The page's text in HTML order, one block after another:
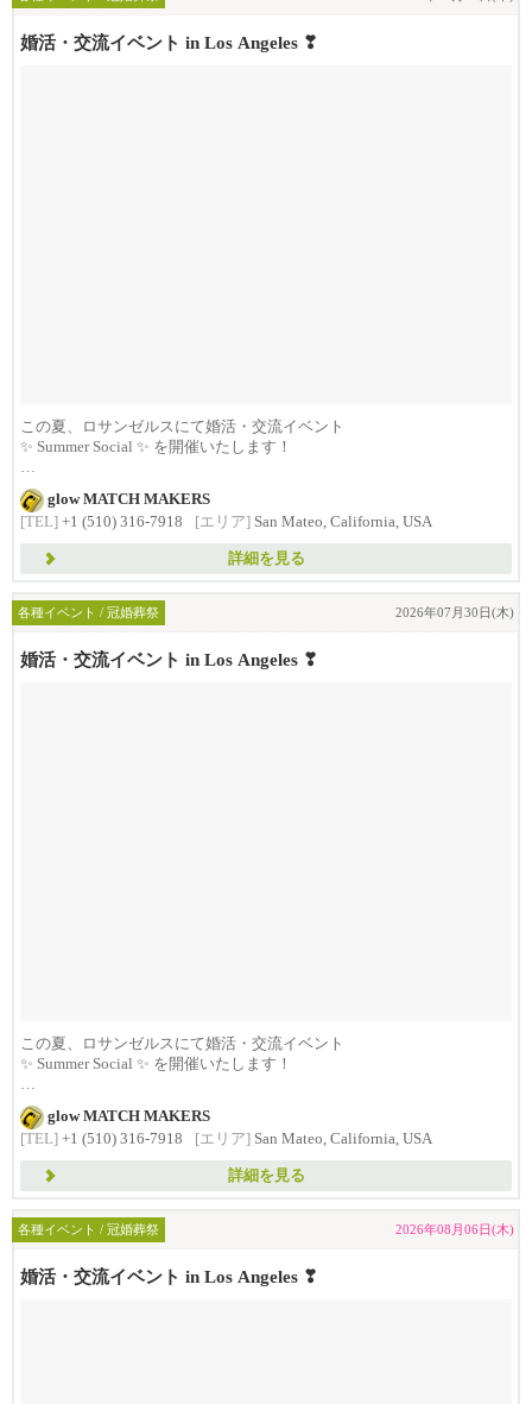
婚活・交流イベント in Los Angeles ❣
この夏、ロサンゼルスにて婚活・交流イベント
✨ Summer Social ✨ を開催いたします！
...
glow MATCH MAKERS
[TEL] +1 (510) 316-7918 [エリア] San Mateo, California, USA
詳細を見る
各種イベント / 冠婚葬祭 2026年07月30日(木)
婚活・交流イベント in Los Angeles ❣
この夏、ロサンゼルスにて婚活・交流イベント
✨ Summer Social ✨ を開催いたします！
...
glow MATCH MAKERS
[TEL] +1 (510) 316-7918 [エリア] San Mateo, California, USA
詳細を見る
各種イベント / 冠婚葬祭 2026年08月06日(木)
婚活・交流イベント in Los Angeles ❣